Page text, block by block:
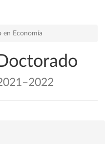
en Economía